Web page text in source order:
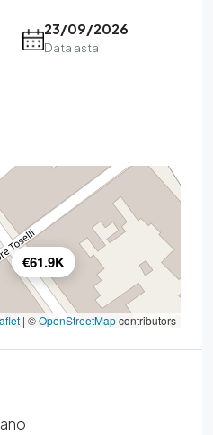
23/09/2026
Data asta
€61.9K
| ©OpenStreetMapcontributors